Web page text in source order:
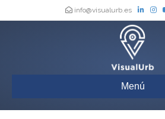
info@visualurb.es
Menú